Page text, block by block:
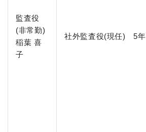
監査役
(非常勤)
稲葉 喜
子
社外監査役(現任) 5年